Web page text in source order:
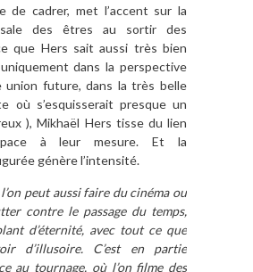
de cadrer, met l’accent sur la
des êtres au sortir des
que Hers sait aussi très bien
dans la perspective
union future, dans la très belle
où s’esquisserait presque un
), Mikhaël Hers tisse du lien
à leur mesure. Et la
génère l’intensité.
l’on peut aussi faire du cinéma ou
contre le passage du temps,
d’éternité, avec tout ce que
d’illusoire. C’est en partie
au tournage, où l’on filme des